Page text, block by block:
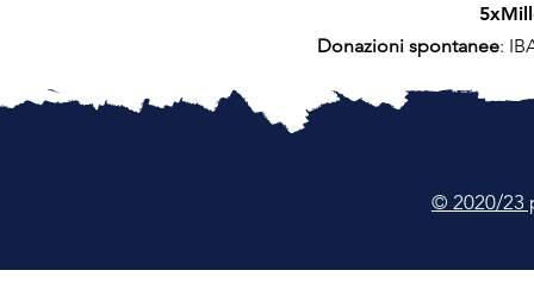
Donazioni spontanee:
© 2020/23